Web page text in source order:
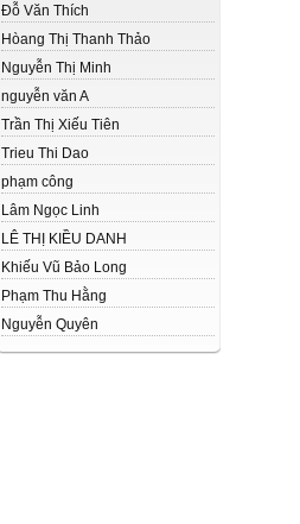
Đỗ Văn Thích
Hòang Thị Thanh Thảo
Nguyễn Thị Minh
nguyễn văn A
Trần Thị Xiếu Tiên
Trieu Thi Dao
phạm công
Lâm Ngọc Linh
LÊ THỊ KIỀU DANH
Khiếu Vũ Bảo Long
Phạm Thu Hằng
Nguyễn Quyên